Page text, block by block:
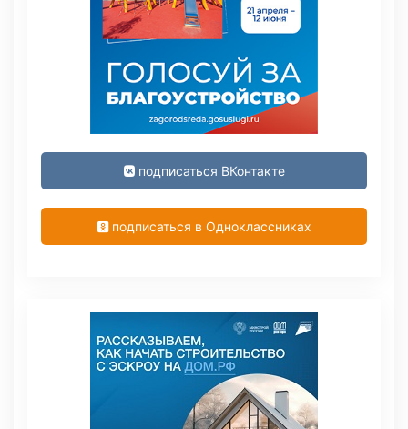
подписаться ВКонтакте
подписаться в Одноклассниках